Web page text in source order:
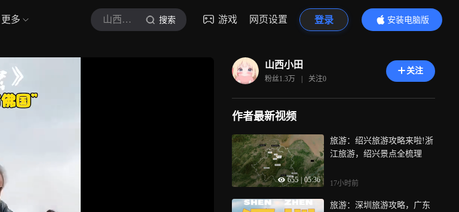
更多 山西小田 搜索 游戏 网页设置 登录
安装电脑版
内容更精彩
山西小田
粉丝1.3万 | 关注0
关注
作者最新视频
655 05:36
旅游：绍兴旅游攻略来啦!浙
江旅游，绍兴景点全梳理
17小时前
旅游：深圳旅游攻略，广东